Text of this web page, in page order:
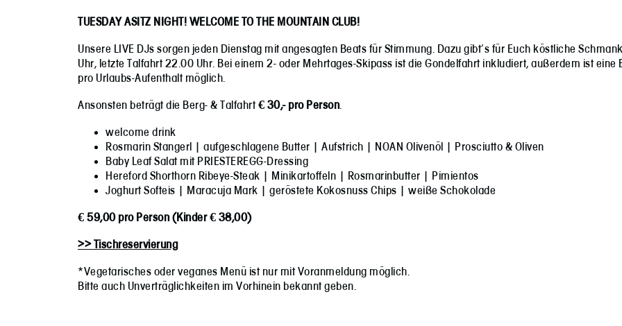
TUESDAY ASITZ NIGHT! WELCOME TO THE MOUNTAIN CLUB!
Unsere LIVE DJs sorgen jeden Dienstag mit angesagten Beats für Stimmung. Dazu gibt’s für Euch köstliche
Uhr, letzte Talfahrt 22.00 Uhr. Bei einem 2- oder Mehrtages-Skipass ist die Gondelfahrt inkludiert, außerdem ist eine
pro Urlaubs-Aufenthalt möglich.
Ansonsten beträgt die Berg- & Talfahrt€ 30,- pro Person.
welcome drink
Rosmarin Stangerl | aufgeschlagene Butter | Aufstrich | NOAN Olivenöl | Prosciutto & Oliven
Baby Leaf Salat mit PRIESTEREGG-Dressing
Hereford Shorthorn Ribeye-Steak | Minikartoffeln | Rosmarinbutter | Pimientos
Joghurt Softeis | Maracuja Mark | geröstete Kokosnuss Chips | weiße Schokolade
€ 59,00 pro Person (Kinder € 38,00)
>> Tischreservierung
*Vegetarisches oder veganes Menü ist nur mit Voranmeldung möglich.
Bitte auch Unverträglichkeiten im Vorhinein bekannt geben.